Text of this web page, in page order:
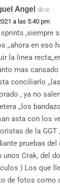
Angel dice:
a las 5:40 pm
,siempre
,,ahora en eso
la linea
mas
conciliarlo
, ya no
,,los
asta con los
de la
pruebas
unos Crak, del
) Los que
de fotos como